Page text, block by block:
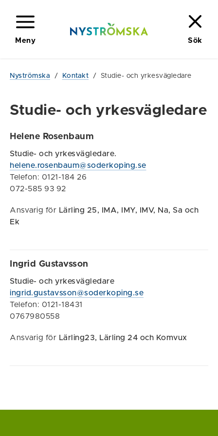
Meny Sök
Nyströmska / Kontakt / Studie- och yrkesvägledare
Studie- och yrkesvägledare
Helene Rosenbaum
Studie- och yrkesvägledare.
helene.rosenbaum@soderkoping.se
Telefon: 0121-184 26
072-585 93 92
Ansvarig för Lärling 25,
IMA, IMY, IMV, Na, Sa och
Ek
Ingrid Gustavsson
Studie- och yrkesvägledare
ingrid.gustavsson@soderkoping.se
Telefon: 0121-18431
0767980558
Ansvarig för Lärling23, Lärling 24 och Komvux